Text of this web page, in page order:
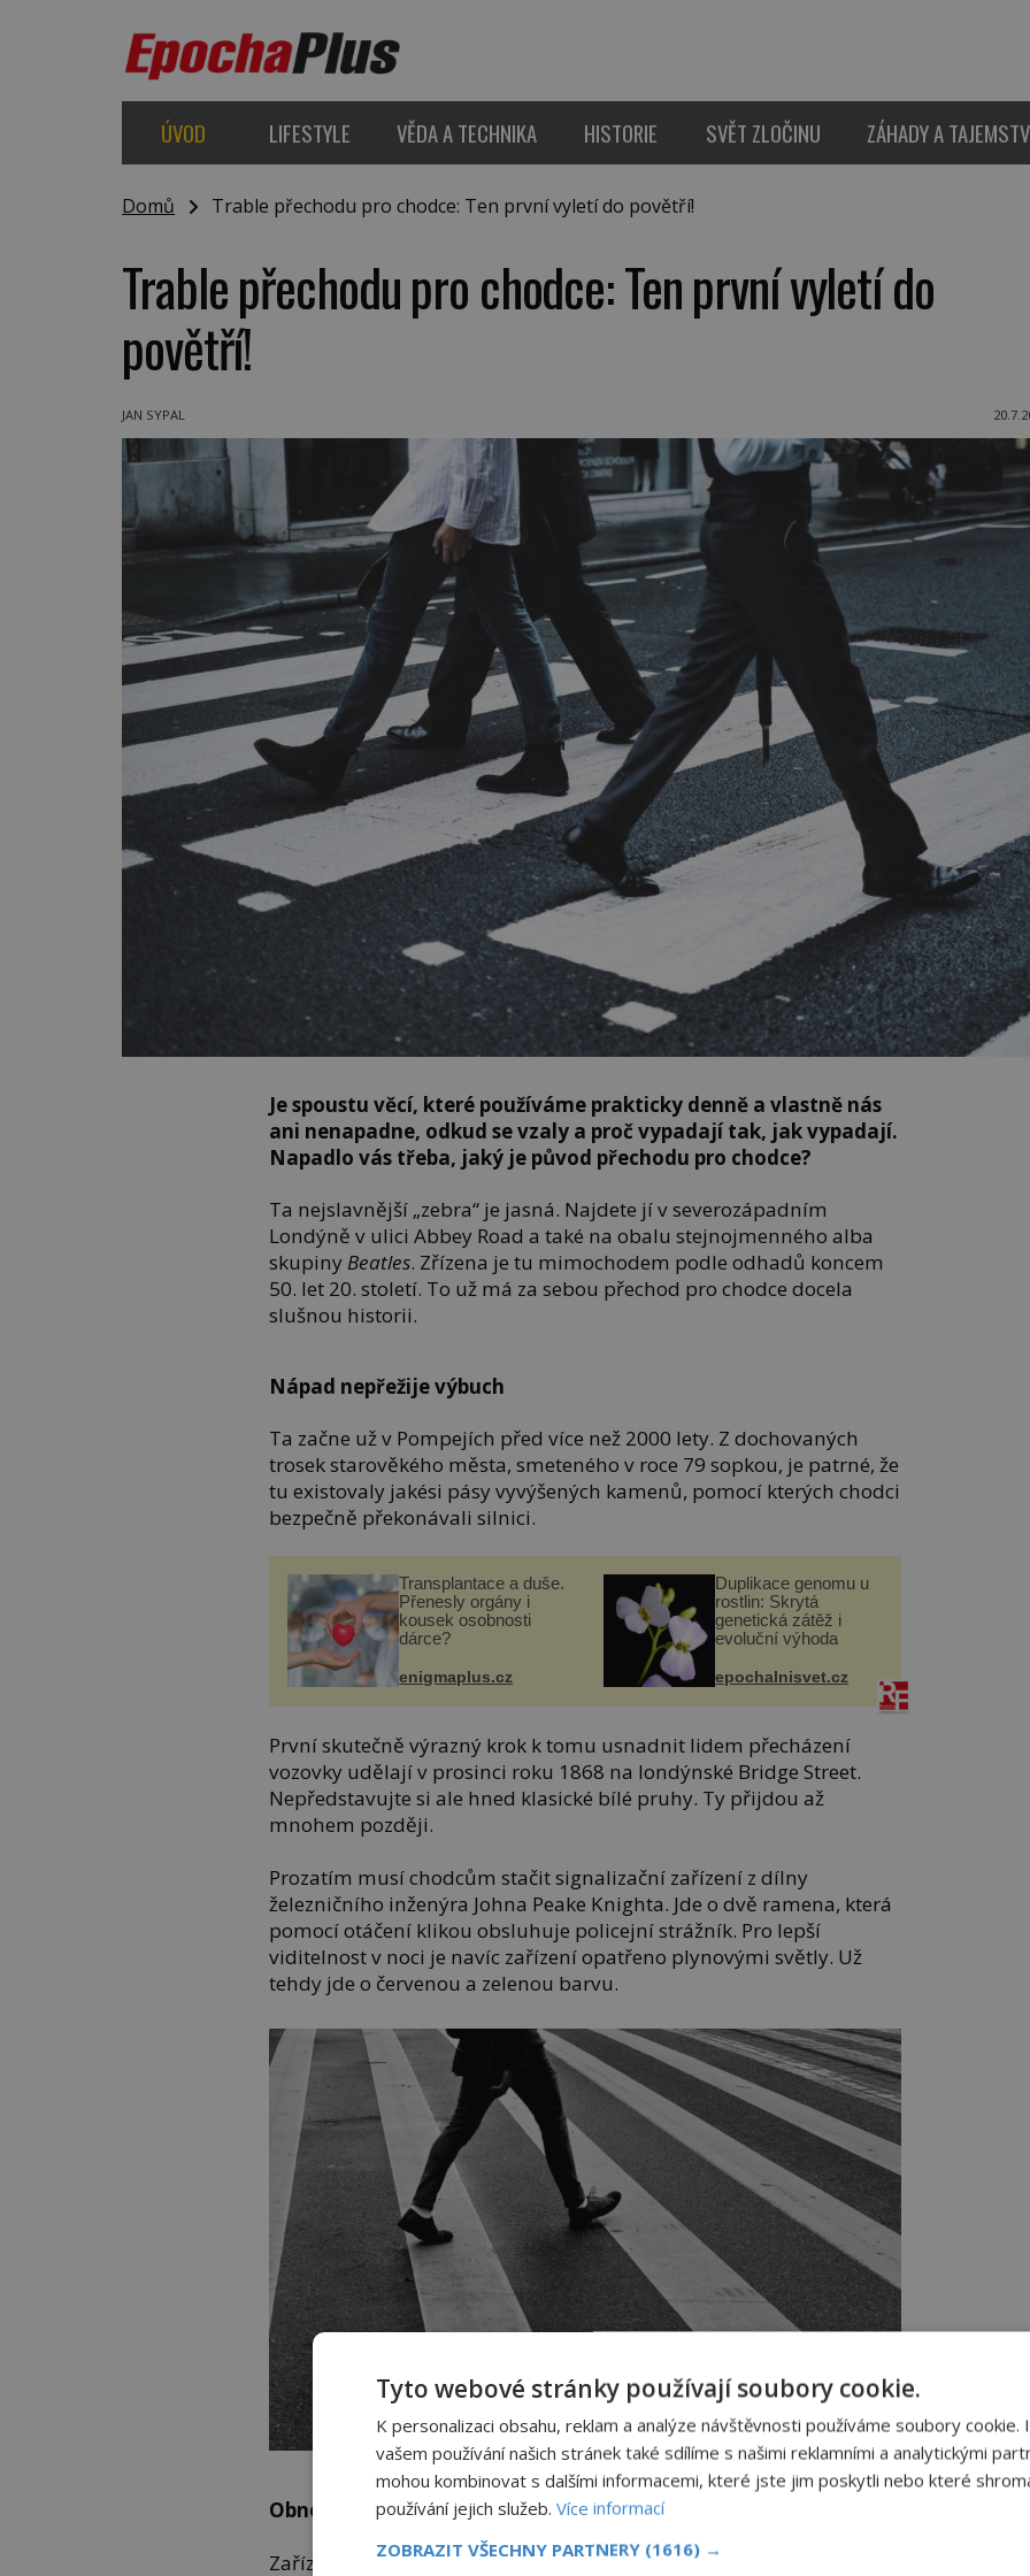
ÚVOD LIFESTYLE VĚDA A TECHNIKA HISTORIE SVĚT ZLOČINU ZÁHADY A
Domů Trable přechodu pro chodce: Ten první vyletí do povětří!
Trable přechodu pro chodce: Ten první vyletí do
povětří!
JAN SYPAL
Je spoustu věcí, které používáme prakticky denně a vlastně nás
ani nenapadne, odkud se vzaly a proč vypadají tak, jak vypadají.
Napadlo vás třeba, jaký je původ přechodu pro chodce?
Ta nejslavnější „zebra“ je jasná. Najdete jí v severozápadním
Londýně v ulici Abbey Road a také na obalu stejnojmenného alba
skupiny Beatles. Zřízena je tu mimochodem podle odhadů koncem
50. let 20. století. To už má za sebou přechod pro chodce docela
slušnou historii.
Nápad nepřežije výbuch
Ta začne už v Pompejích před více než 2000 lety. Z dochovaných
trosek starověkého města, smeteného v roce 79 sopkou, je patrné, že
tu existovaly jakési pásy vyvýšených kamenů, pomocí kterých chodci
bezpečně překonávali silnici.
Transplantace a duše.
Přenesly orgány i
kousek osobnosti
dárce?
enigmaplus.cz
Duplikace genomu u
rostlin: Skrytá
genetická zátěž i
evoluční výhoda
epochalnisvet.cz
První skutečně výrazný krok k tomu usnadnit lidem přecházení
vozovky udělají v prosinci roku 1868 na londýnské Bridge Street.
Nepředstavujte si ale hned klasické bílé pruhy. Ty přijdou až
mnohem později.
Prozatím musí chodcům stačit signalizační zařízení z dílny
železničního inženýra Johna Peake Knighta. Jde o dvě ramena, která
pomocí otáčení klikou obsluhuje policejní strážník. Pro lepší
viditelnost v noci je navíc zařízení opatřeno plynovými světly. Už
tehdy jde o červenou a zelenou barvu.
Dnes je přechod pro chodce už v podstatě nezbytností. Foto: unsplash
Obnovte bezpečnost na silnicích!
Zařízení ale slouží svému účelu jen velmi krátce. Už v lednu
Tyto webové stránky používají soubory cookie.
K personalizaci obsahu, reklam a analýze návštěvnosti používáme soubory cookie.
vašem používání našich stránek také sdílíme s našimi reklamními a analytickými
mohou kombinovat s dalšími informacemi, které jste jim poskytli nebo které
používání jejich služeb. Více informací
ZOBRAZIT VŠECHNY PARTNERY (1616) →